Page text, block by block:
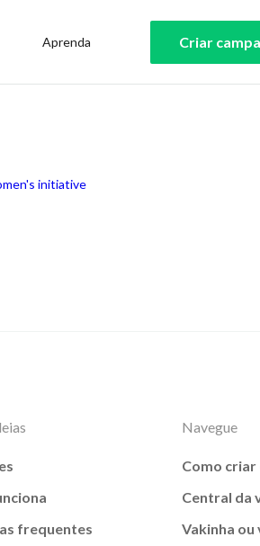
Aprenda Criar
frequentes
Navegue
Como criar
Central da
Vakinha ou